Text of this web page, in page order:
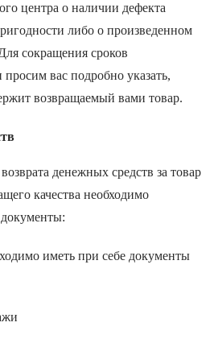
центра о наличии дефекта
либо о произведенном
сокращения сроков
вас подробно указать,
возвращаемый вами товар.
денежных средств за товар
качества необходимо
иметь при себе документы